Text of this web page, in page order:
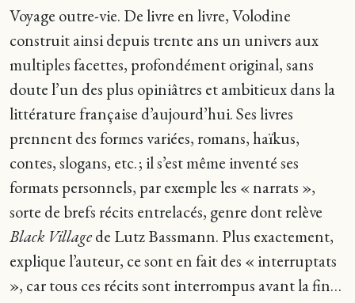
Voyage outre-vie. De livre en livre, Volodine
construit ainsi depuis trente ans un univers aux
multiples facettes, profondément original, sans
doute l’un des plus opiniâtres et ambitieux dans la
littérature française d’aujourd’hui. Ses livres
prennent des formes variées, romans, haïkus,
contes, slogans, etc. ; il s’est même inventé ses
formats personnels, par exemple les « narrats »,
sorte de brefs récits entrelacés, genre dont relève
Black Villagede Lutz Bassmann. Plus exactement,
explique l’auteur, ce sont en fait des « interruptats
», car tous ces récits sont interrompus avant la fin…